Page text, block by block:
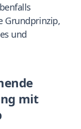
Grundprinzip,
und
mit